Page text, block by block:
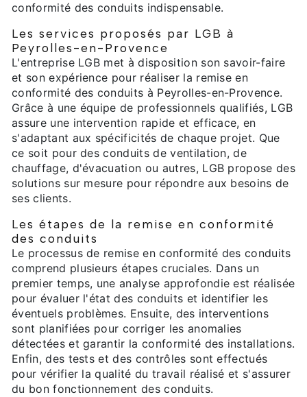
conformité des conduits indispensable.
Les services proposés par LGB à
Peyrolles-en-Provence
L'entreprise LGB met à disposition son savoir-faire
et son expérience pour réaliser la remise en
conformité des conduits à Peyrolles-en-Provence.
Grâce à une équipe de professionnels qualifiés, LGB
assure une intervention rapide et efficace, en
s'adaptant aux spécificités de chaque projet. Que
ce soit pour des conduits de ventilation, de
chauffage, d'évacuation ou autres, LGB propose des
solutions sur mesure pour répondre aux besoins de
ses clients.
Les étapes de la remise en conformité
des conduits
Le processus de remise en conformité des conduits
comprend plusieurs étapes cruciales. Dans un
premier temps, une analyse approfondie est réalisée
pour évaluer l'état des conduits et identifier les
éventuels problèmes. Ensuite, des interventions
sont planifiées pour corriger les anomalies
détectées et garantir la conformité des installations.
Enfin, des tests et des contrôles sont effectués
pour vérifier la qualité du travail réalisé et s'assurer
du bon fonctionnement des conduits.